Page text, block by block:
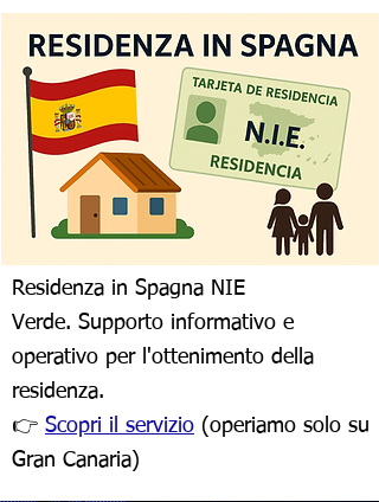
Residenza in Spagna NIE
Verde. Supporto informativo e
operativo per l'ottenimento della
residenza.
👉 Scopri il servizio (operiamo solo su
Gran Canaria)